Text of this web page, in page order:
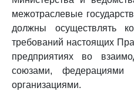
межотраслевые
должны осуществлять
требований настоящих
предприятиях во
союзами, федерациями
организациями.